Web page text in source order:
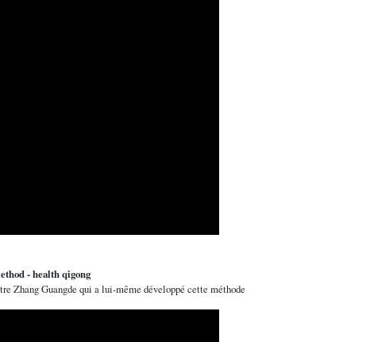
- health qigong
Zhang Guangde qui a lui-même développé cette méthode